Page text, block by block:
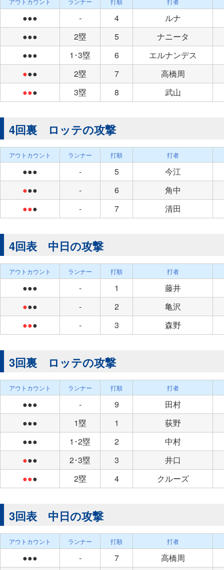
●●● - 4
ルナ
●●●
2塁 5
ナニータ
●●●
1･3塁 6
エルナンデス
●●● 2塁 7
高橋周
●●● 3塁 8 武山
4回裏 ロッテの攻撃
アウトカウント ランナー 打順 打者
●●● - 5
今江
●●● - 6
角中
●●● - 7 清田
4回表 中日の攻撃
アウトカウント ランナー 打順 打者
●●● - 1
藤井
●●● - 2
亀沢
●●● - 3 森野
3回裏 ロッテの攻撃
アウトカウント ランナー 打順 打者
●●● - 9
田村
●●●
1塁 1
荻野
●●●
1･2塁 2
中村
●●● 2･3塁 3
井口
●●● 2塁 4 クルーズ
3回表 中日の攻撃
アウトカウント ランナー 打順 打者
●●● - 7
高橋周